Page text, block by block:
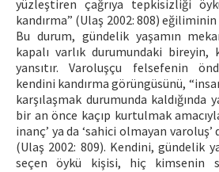
yüzleştiren çağrıya tepkisizliği
kandırma” (Ulaş 2002: 808)
Bu durum, gündelik yaşamın
kapalı varlık durumundaki bireyin,
yansıtır. Varoluşçu felsefenin
kendini kandırma görüngüsünü,
karşılaşmak durumunda kaldığında
bir an önce kaçıp kurtulmak
inanç’ ya da ‘sahici olmayan
(Ulaş 2002: 809). Kendini, gündelik
seçen öykü kişisi, hiç kimsenin